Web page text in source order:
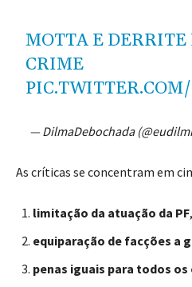
MOTTA E DERRITE
CRIME
— DilmaDebochada
As críticas se concentram em
limitação da atuação da PF,
equiparação de facções a
penas iguais para todos